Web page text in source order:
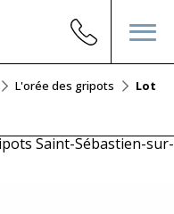
L'orée des gripots Lot